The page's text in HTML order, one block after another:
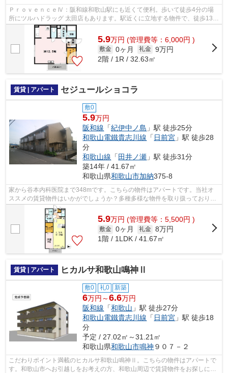
ＰｒｏｖｅｎｃｅⅣ：阪和線和歌山駅にも近くて便利。歩いて徒歩4分の場
所にツルハドラッグ 太田店もあります。駅近くに立地する物件で、徒歩13分
程でアクセスできます。こちらの物件は...
5.9万円 (管理費等：6,000円 )
敷金 0ヶ月 礼金 9万円
2階 / 1R / 32.63㎡
賃貸 | アパート セジュールショコラ
敷0
5.9万円
阪和線 「紀伊中ノ島 」駅 徒歩25分
和歌山電鐵貴志川線 「 日前宮 」駅 徒歩28
分
和歌山線 「 田井ノ瀬 」駅 徒歩31分
築14年 / 41.67㎡
和歌山県和歌山市加納375-8
家から谷本内科医院まで348mです。こちらの物件はアパートです。当社オ
ススメの賃貸物件はいかがでしょうか？多種多様な物件を取り扱っており、
利便性の高い物件をご紹介させていただ...
5.9万円 (管理費等：5,500円 )
敷金 0ヶ月 礼金 8万円
1階 / 1LDK / 41.67㎡
賃貸 | アパート ヒカルサ和歌山鳴神Ⅱ
敷0 礼0 新築
6万円～6.6万円
阪和線 「和歌山 」駅 徒歩27分
和歌山電鐵貴志川線 「日前宮 」駅 徒歩18
分
予定 / 27.02㎡～31.21㎡
和歌山県和歌山市鳴神 ９０７－２
こだわりポイント満載のヒカルサ和歌山鳴神Ⅱ。こちらの物件はアパートで
す。和歌山市へお引越しをお考えの方、和歌山周辺で賃貸物件をお探しにな